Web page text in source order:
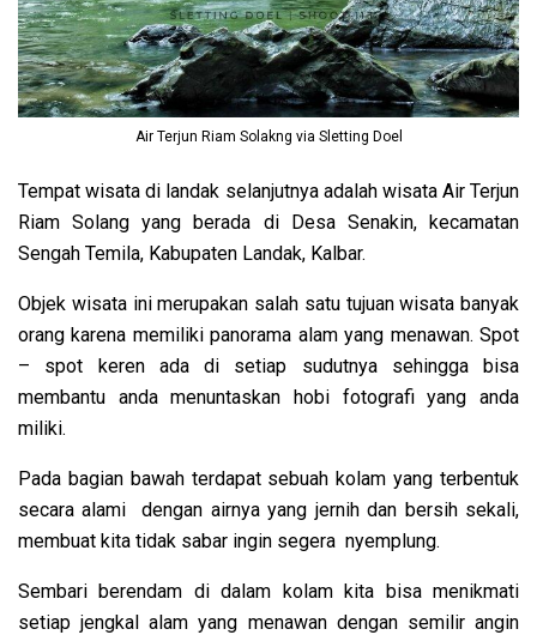
Air Terjun Riam Solakng via Sletting Doel
Tempat wisata di landak selanjutnya adalah wisata Air Terjun
Riam Solang yang berada di Desa Senakin, kecamatan
Sengah Temila, Kabupaten Landak, Kalbar.
Objek wisata ini merupakan salah satu tujuan wisata banyak
orang karena memiliki panorama alam yang menawan. Spot
– spot keren ada di setiap sudutnya sehingga bisa
membantu anda menuntaskan hobi fotografi yang anda
miliki.
Pada bagian bawah terdapat sebuah kolam yang terbentuk
secara alami dengan airnya yang jernih dan bersih sekali,
membuat kita tidak sabar ingin segera nyemplung.
Sembari berendam di dalam kolam kita bisa menikmati
setiap jengkal alam yang menawan dengan semilir angin